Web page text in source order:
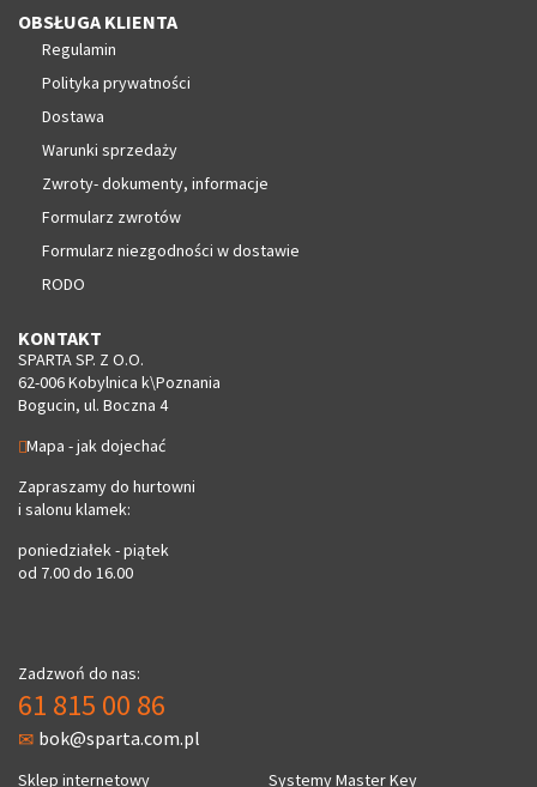
OBSŁUGA KLIENTA
Regulamin
Polityka prywatności
Dostawa
Warunki sprzedaży
Zwroty- dokumenty, informacje
Formularz zwrotów
Formularz niezgodności w dostawie
RODO
KONTAKT
SPARTA SP. Z O.O.
62-006 Kobylnica k\Poznania
Bogucin, ul. Boczna 4
Mapa - jak dojechać
Zapraszamy do hurtowni
i salonu klamek:
poniedziałek - piątek
od 7.00 do 16.00
Zadzwoń do nas:
61 815 00 86
bok@sparta.com.pl
Sklep internetowy Systemy Master Key